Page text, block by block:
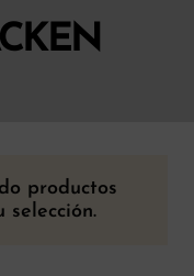
productos
selección.